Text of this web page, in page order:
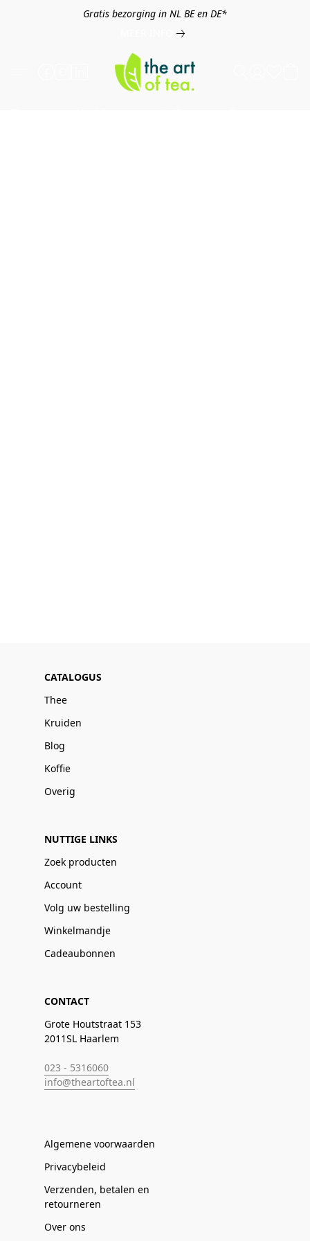
Gratis bezorging in NL BE en DE*
CATALOGUS
Thee
Kruiden
Blog
Koffie
Overig
NUTTIGE LINKS
Zoek producten
Account
Volg uw bestelling
Winkelmandje
Cadeaubonnen
CONTACT
Grote Houtstraat 153
2011SL Haarlem
023 - 5316060
info@theartoftea.nl
Algemene voorwaarden
Privacybeleid
Verzenden, betalen en
retourneren
Over ons